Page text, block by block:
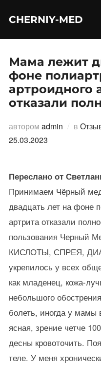
CHERNIY-MED
Мама лежит
фоне
артроидного
отказали
автором admin в
25.03.2023
Переслано от
Принимаем Чёрный
двадцать лет на фоне
артрита отказали
пользования Черный
КИСЛОТЫ, СПРЕЯ,
укрепилось у всех
как младенец, кожа-
небольшого
болеть, иногда у мамы
ясная, зрение четче
десны кровоточить.
теле. У меня